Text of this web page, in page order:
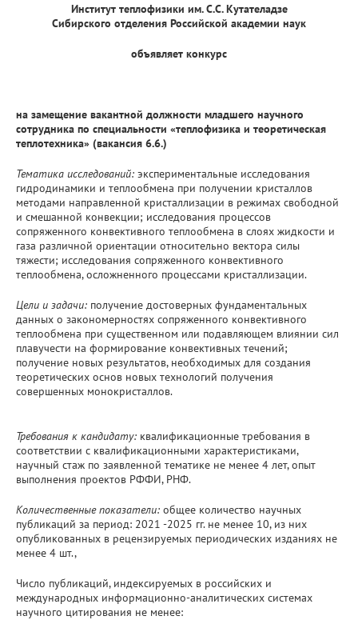
Институт теплофизики им. С.С. Кутателадзе
Сибирского отделения Российской академии наук
объявляет конкурс
на замещение вакантной должности младшего научного
сотрудника по специальности «теплофизика и теоретическая
теплотехника» (вакансия 6.6.)
Тематика исследований: экспериментальные исследования
гидродинамики и теплообмена при получении кристаллов
методами направленной кристаллизации в режимах свободной
и смешанной конвекции; исследования процессов
сопряженного конвективного теплообмена в слоях жидкости и
газа различной ориентации относительно вектора силы
тяжести; исследования сопряженного конвективного
теплообмена, осложненного процессами кристаллизации.
Цели и задачи: получение достоверных фундаментальных
данных о закономерностях сопряженного конвективного
теплообмена при существенном или подавляющем влиянии сил
плавучести на формирование конвективных течений;
получение новых результатов, необходимых для создания
теоретических основ новых технологий получения
совершенных монокристаллов.
Требования к кандидату: квалификационные требования в
соответствии с квалификационными характеристиками,
научный стаж по заявленной тематике не менее 4 лет, опыт
выполнения проектов РФФИ, РНФ.
Количественные показатели: общее количество научных
публикаций за период: 2021 -2025 гг. не менее 10, из них
опубликованных в рецензируемых периодических изданиях не
менее 4 шт.,
Число публикаций, индексируемых в российских и
международных информационно-аналитических системах
научного цитирования не менее: